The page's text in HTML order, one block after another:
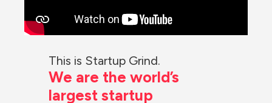
This is Startup Grind.
We are the world’s
largest startup